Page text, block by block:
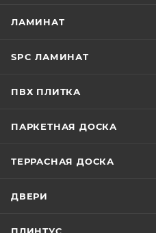
ЛАМИНАТ
SPC ЛАМИНАТ
ПВХ ПЛИТКА
ПАРКЕТНАЯ ДОСКА
ТЕРРАСНАЯ ДОСКА
ДВЕРИ